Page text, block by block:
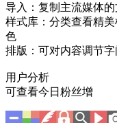
导入：复制主流媒体
样式库：分类查看精
色
排版：可对内容调节字
用户分析
可查看今日粉丝增